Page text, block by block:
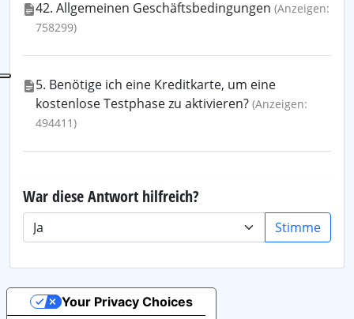
42. Allgemeinen Geschäftsbedingungen (Anzeigen:
758299)
5. Benötige ich eine Kreditkarte, um eine
kostenlose Testphase zu aktivieren? (Anzeigen:
494411)
War diese Antwort hilfreich?
Stimme
Your Privacy Choices